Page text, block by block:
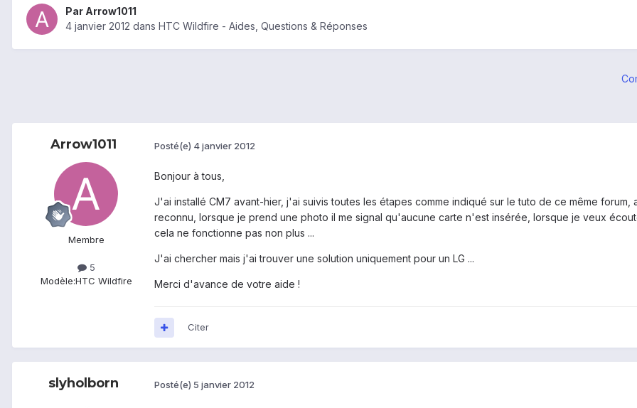
Par Arrow1011
4 janvier 2012 dans HTC Wildfire - Aides, Questions & Réponses
Arrow1011
Membre
5
Modèle:HTC Wildfire
Posté(e) 4 janvier 2012
Bonjour à tous,
J'ai installé CM7 avant-hier, j'ai suivis toutes les étapes comme indiqué sur le tuto de ce même
reconnu, lorsque je prend une photo il me signal qu'aucune carte n'est insérée, lorsque je veux
cela ne fonctionne pas non plus ...
J'ai chercher mais j'ai trouver une solution uniquement pour un LG ...
Merci d'avance de votre aide !
Citer
slyholborn Posté(e) 5 janvier 2012